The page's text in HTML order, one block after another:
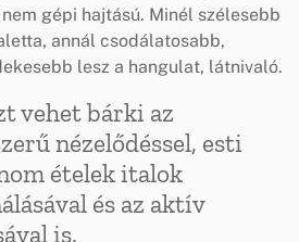
gépi hajtású. Minél szélesebb
annál csodálatosabb,
lesz a hangulat, látnivaló.
vehet bárki az
nézelődéssel, esti
ételek italok
és az aktív
is.